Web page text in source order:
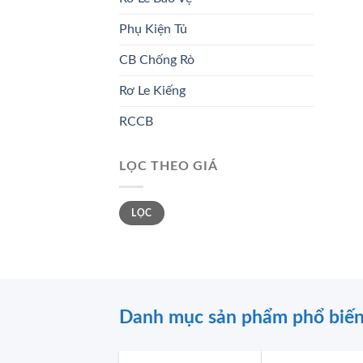
Phụ Kiện Tủ
CB Chống Rò
Rơ Le Kiếng
RCCB
LỌC THEO GIÁ
Giá
tối
thiểu
Giá
tối
đa
LỌC
Danh mục sản phẩm phổ